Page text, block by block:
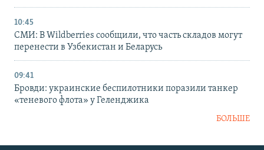
10:45
СМИ: В Wildberries сообщили, что часть складов могут
перенести в Узбекистан и Беларусь
09:41
Бровди: украинские беспилотники поразили танкер
«теневого флота» у Геленджика
БОЛЬШЕ